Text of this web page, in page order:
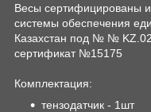
Весы сертифицированы
системы обеспечения
Казахстан под № №
сертификат №15175
Комплектация:
тензодатчик - 1шт